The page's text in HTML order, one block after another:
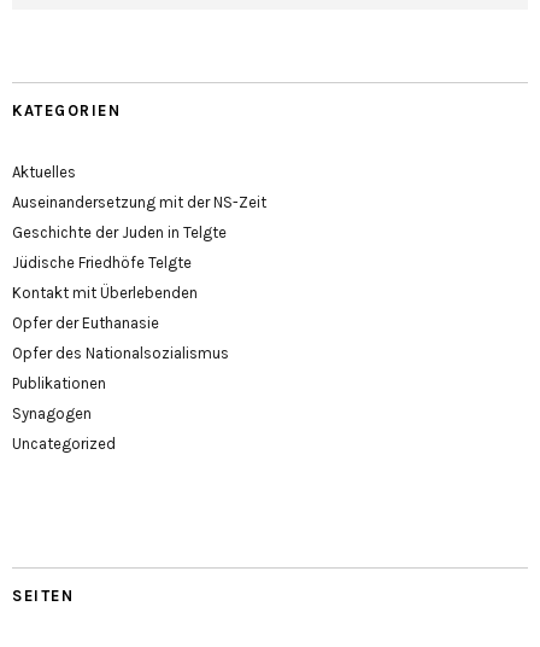
KATEGORIEN
Aktuelles
Auseinandersetzung mit der NS-Zeit
Geschichte der Juden in Telgte
Jüdische Friedhöfe Telgte
Kontakt mit Überlebenden
Opfer der Euthanasie
Opfer des Nationalsozialismus
Publikationen
Synagogen
Uncategorized
SEITEN